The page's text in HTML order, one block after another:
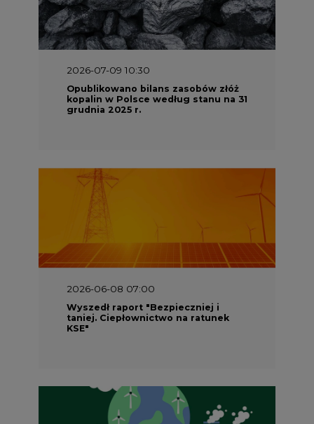
2026-07-09 10:30
Opublikowano bilans zasobów złóż
kopalin w Polsce według stanu na 31
grudnia 2025 r.
2026-06-08 07:00
taniej. Ciepłownictwo na ratunek